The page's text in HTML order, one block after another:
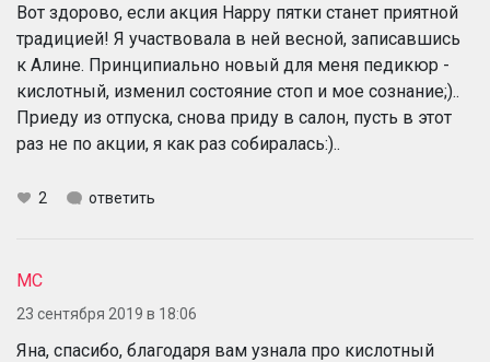
Вот здорово, если акция Happy пятки станет приятной
традицией! Я участвовала в ней весной, записавшись
к Алине. Принципиально новый для меня педикюр -
кислотный, изменил состояние стоп и мое сознание;)..
Приеду из отпуска, снова приду в салон, пусть в этот
раз не по акции, я как раз собиралась:)..
2 ответить
МС
23 сентября 2019 в 18:06
Яна, спасибо, благодаря вам узнала про кислотный